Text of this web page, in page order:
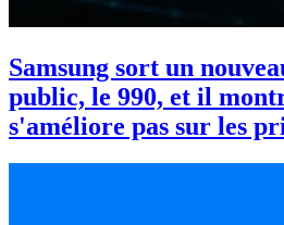
Samsung sort un
public, le 990, et il
s'améliore pas sur les